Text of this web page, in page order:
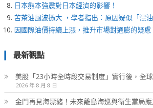
日本熊本強震對日本經濟的影響！
苦茶油風波擴大 ，學者指出：原因疑似「混油
因國際油價持續上漲，推升市場對通膨的疑慮
最新觀點
美股「23小時全時段交易制度」實行後，全
2026 年 8 月 8 日
金門再見海漂豬！未來離島海巡與衛生當局